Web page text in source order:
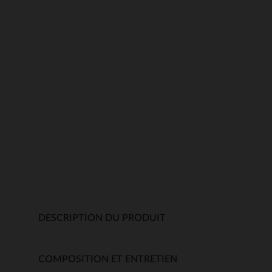
DESCRIPTION DU PRODUIT
COMPOSITION ET ENTRETIEN